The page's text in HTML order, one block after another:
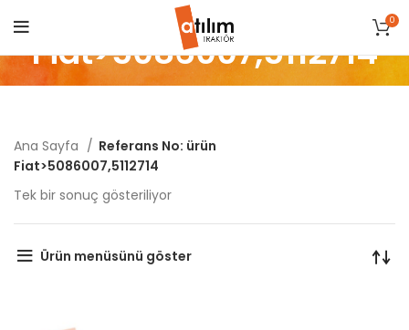
0
Fiat>5086007,5112714
Ana Sayfa
Referans No: ürün
Fiat>5086007,5112714
Tek bir sonuç gösteriliyor
Ürün menüsünü göster